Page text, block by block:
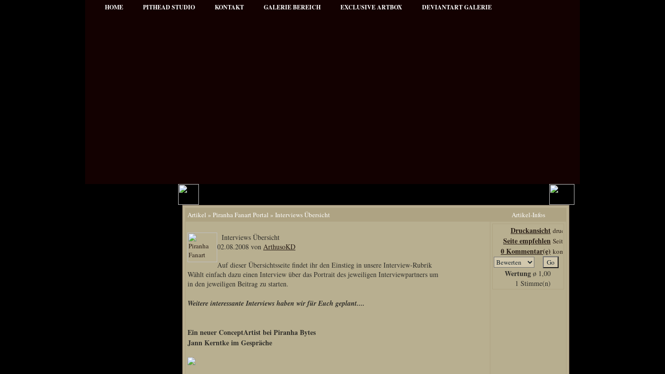
HOME PITHEAD STUDIO KONTAKT GALERIE BEREICH EXCLUSIVE ARTBOX DEVIANTART GALERIE
Artikel » Piranha Fanart Portal » Interviews Übersicht Artikel-Infos
Interviews Übersicht
02.08.2008 von ArthusoKD
Auf dieser Übersichtsseite findet ihr den Einstieg in unsere Interview-Rubrik
Wählt einfach dazu einen Interview über das Portrait des jeweiligen Interviewpartners um
in den jeweiligen Beitrag zu starten.
Weitere interessante Interviews haben wir für Euch geplant....
Ein neuer ConceptArtist bei Piranha Bytes
Jann Kerntke im Gespräche
Druckansicht
Seite empfehlen
0 Kommentar(e)
Wertung ø 1,00
1 Stimme(n)